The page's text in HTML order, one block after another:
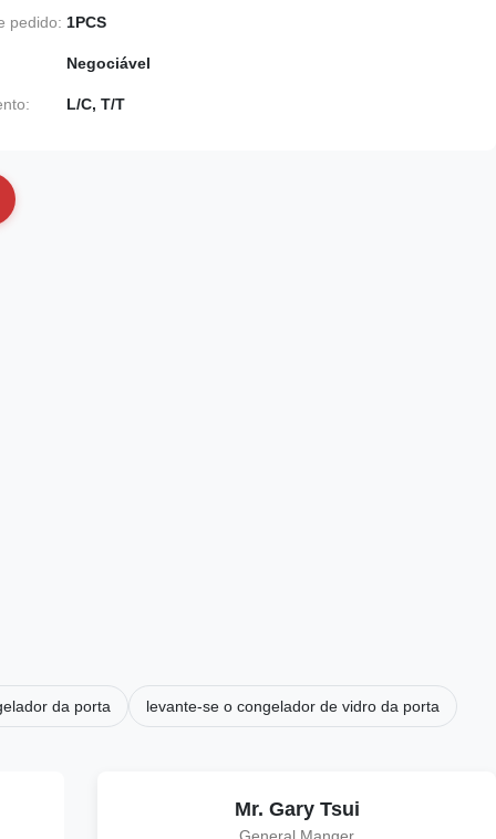
pedido: 1PCS
Negociável
L/C, T/T
da porta levante-se o congelador de vidro da porta
Mr. Gary Tsui
General Manger